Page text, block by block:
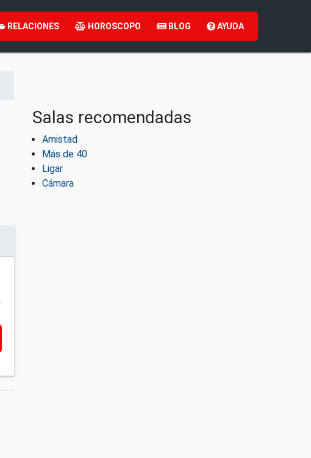
RELACIONES HOROSCOPO BLOG AYUDA
Salas recomendadas
Amistad
Más de 40
Ligar
Cámara